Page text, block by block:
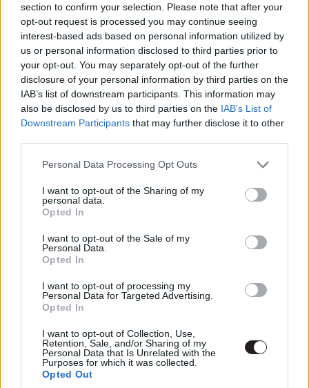
section to confirm your selection. Please note that after your
opt-out request is processed you may continue seeing
interest-based ads based on personal information utilized by
us or personal information disclosed to third parties prior to
your opt-out. You may separately opt-out of the further
disclosure of your personal information by third parties on the
IAB’s list of downstream participants. This information may
also be disclosed by us to third parties on the IAB’s List of
Downstream Participants that may further disclose it to other
Please note that this website/app uses one or more Google
not limited to your visit or usage behaviour. You may click to
grant or deny consent to Google and its third-party tags to
use your data for below specified purposes in below Google
consent section.
Personal Data Processing Opt Outs
I want to opt-out of the Sharing of my
personal data.
Opted In
I want to opt-out of the Sale of my
Personal Data.
Opted In
I want to opt-out of processing my
Personal Data for Targeted Advertising.
Opted In
I want to opt-out of Collection, Use,
Retention, Sale, and/or Sharing of my
Personal Data that Is Unrelated with the
Purposes for which it was collected.
Opted Out
visszatérünk), ám aThelma és Louise-bankét
nemkülönben ikonikus figurával sikerült előrukkolnia
(pontosabban Callie Khouri írónak). A két főszereplő
hölgy megunja a hétköznapokat és elmennek jól érezni
magukat. Az idill aztán egy bűnügyi sztorivá duzzad és
csupa fura figurát sodor az útjukba, az élen a fiatal Brad
Pitt által alakított J. D.-vel. Mit sem vesztett erejéből ez a
szórakoztató keserédes road movie, sőt, még
aktuálisabb és garantált siker lenne, ha ma jelenne meg.
Fröcsögés nélkül tudott mesélni a férfi, női
garantáltan nem felejtjük el soha.